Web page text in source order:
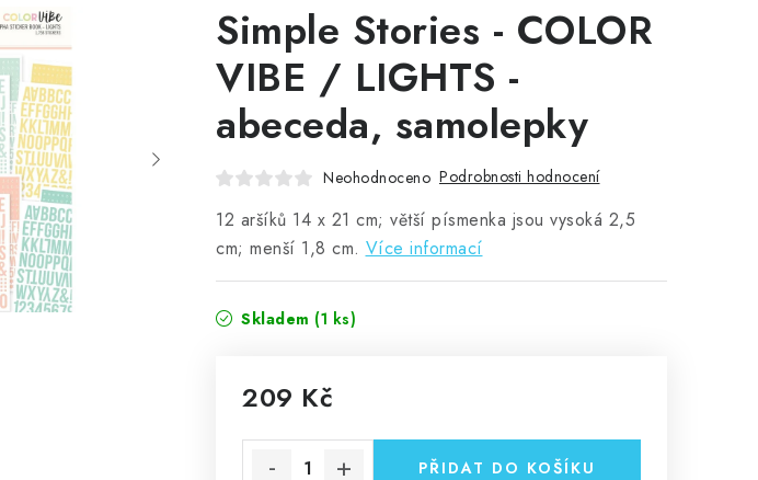
Simple Stories - COLOR
VIBE / LIGHTS -
abeceda, samolepky
Neohodnoceno Podrobnosti hodnocení
12 aršíků 14 x 21 cm; větší písmenka jsou vysoká 2,5
cm; menší 1,8 cm. Více informací
Skladem (1 ks)
209 Kč
PŘIDAT DO KOŠÍKU